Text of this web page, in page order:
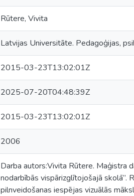
Rūtere, Vivita
Latvijas Universitāte. Pedagoģijas,
2015-03-23T13:02:01Z
2025-07-20T04:48:39Z
2015-03-23T13:02:01Z
2006
Darba autors:Vivita Rūtere. Maģistra
nodarbībās vispārizglītojošajā skolā”.
pilnveidošanas iespējas vizuālās